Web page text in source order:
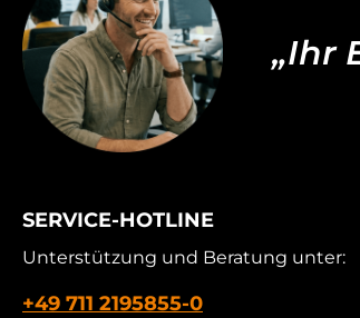
„Ihr
SERVICE-HOTLINE
Unterstützung und Beratung unter:
+49 711 2195855-0